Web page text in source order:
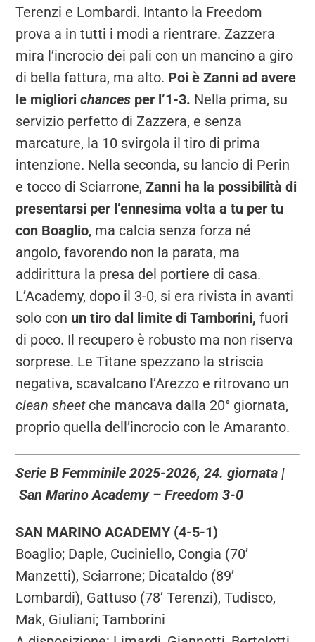
Terenzi e Lombardi. Intanto la Freedom
prova a in tutti i modi a rientrare. Zazzera
mira l’incrocio dei pali con un mancino a giro
di bella fattura, ma alto. Poi è Zanni ad avere
le migliori chances per l’1-3. Nella prima, su
servizio perfetto di Zazzera, e senza
marcature, la 10 svirgola il tiro di prima
intenzione. Nella seconda, su lancio di Perin
e tocco di Sciarrone,Zanni ha la possibilità di
presentarsi per l’ennesima volta a tu per tu
con Boaglio, ma calcia senza forza né
angolo, favorendo non la parata, ma
addirittura la presa del portiere di casa.
L’Academy, dopo il 3-0, si era rivista in avanti
solo con un tiro dal limite di Tamborini,fuori
di poco. Il recupero è robusto ma non riserva
sorprese. Le Titane spezzano la striscia
negativa, scavalcano l’Arezzo e ritrovano un
clean sheetche mancava dalla 20° giornata,
proprio quella dell’incrocio con le Amaranto.
Serie B Femminile 2025-2026, 24. giornata |
San Marino Academy – Freedom 3-0
SAN MARINO ACADEMY (4-5-1)
Boaglio; Daple, Cuciniello, Congia (70’
Manzetti), Sciarrone; Dicataldo (89’
Lombardi), Gattuso (78’ Terenzi), Tudisco,
Mak, Giuliani; Tamborini